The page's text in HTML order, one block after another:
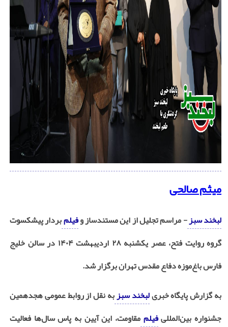
میثم صالحی
لبخند سبز- مراسم تجلیل از این مستندساز وفیلم‌بردار پیشکسوت
گروه روایت فتح، عصر یکشنبه۲۸ اردیبهشت۱۴۰۴ در سالن خلیج
فارس باغ‌موزه دفاع مقدس تهران برگزار شد.
به گزارش پایگاه خبریلبخند سبزبه نقل از روابط عمومی هجدهمین
جشنواره بین‌المللیفیلممقاومت، این آیین به پاس سال‌ها فعالیت